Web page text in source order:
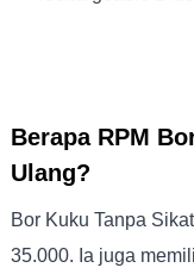
Berapa RPM
Ulang?
Bor Kuku Tanpa
35.000. Ia juga